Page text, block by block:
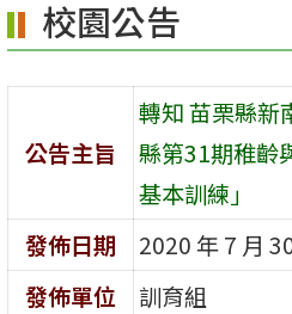
區
校園公告
公告主旨
轉知 苗栗縣新
縣第31期稚齡
基本訓練」
發佈日期
2020 年 7 月
發佈單位
訓育組